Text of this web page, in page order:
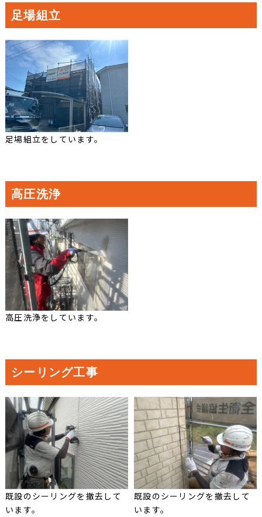
足場組立
足場組立をしています。
高圧洗浄
高圧洗浄をしています。
シーリング工事
既設のシーリングを撤去して
います。
既設のシーリングを撤去して
います。